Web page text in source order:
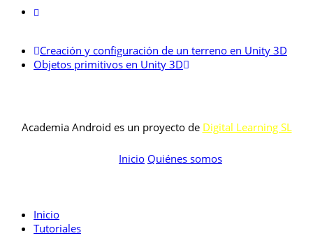
Creación y configuración de un terreno en Unity 3D
Objetos primitivos en Unity 3D
Academia Android es un proyecto de Digital Learning SL
Inicio Quiénes somos
Inicio
Tutoriales